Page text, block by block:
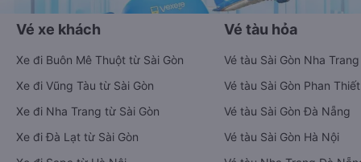
Vé xe khách
Xe đi Buôn Mê Thuột từ Sài Gòn
Xe đi Vũng Tàu từ Sài Gòn
Xe đi Nha Trang từ Sài Gòn
Xe đi Đà Lạt từ Sài Gòn
Vé tàu hỏa
Vé tàu Sài Gòn Nha Trang
Vé tàu Sài Gòn Phan Thiết
Vé tàu Sài Gòn Đà Nẵng
Vé tàu Sài Gòn Hà Nội